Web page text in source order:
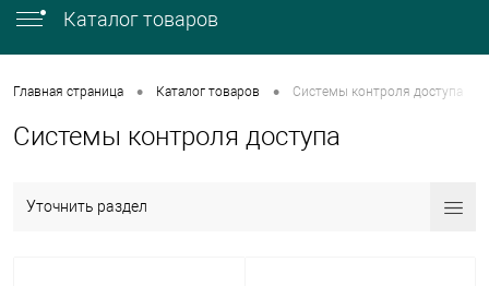
Каталог товаров
Главная страница • Каталог товаров • Системы контроля доступа
Системы контроля доступа
Уточнить раздел